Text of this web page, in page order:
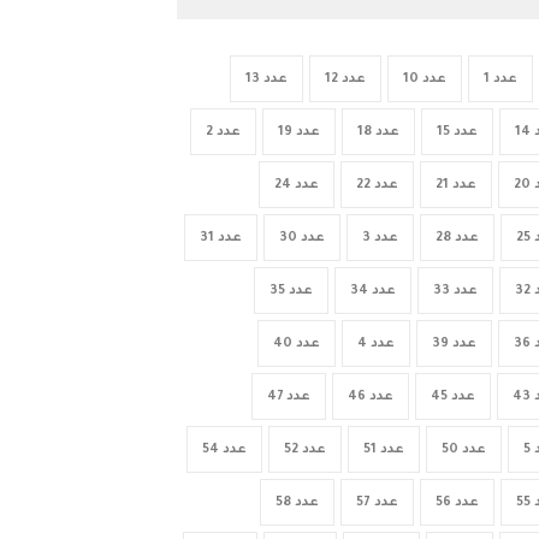
عدد 1 عدد 10 عدد 12 عدد 13
عدد 15 عدد 18 عدد 19 عدد 2
عدد 21 عدد 22 عدد 24
عدد 28 عدد 3 عدد 30 عدد 31
عدد 33 عدد 34 عدد 35
عدد 39 عدد 4 عدد 40
عدد 45 عدد 46 عدد 47
عدد 50 عدد 51 عدد 52 عدد 54
عدد 56 عدد 57 عدد 58